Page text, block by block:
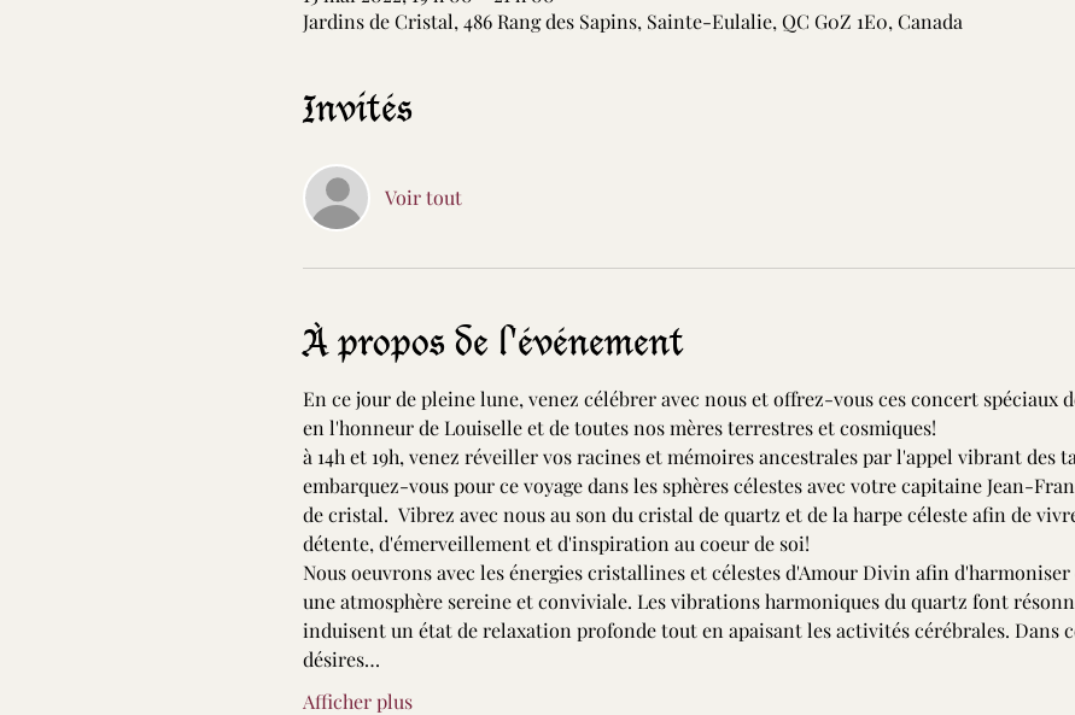
Jardins de Cristal, 486 Rang des Sapins, Sainte-Eulalie, QC G0Z 1E0, Canada
Invités
Voir tout
À propos de l'événement
En ce jour de pleine lune, venez célébrer avec nous et offrez-vous ces concert spéciaux
en l'honneur de Louiselle et de toutes nos mères terrestres et cosmiques!
à 14h et 19h, venez réveiller vos racines et mémoires ancestrales par l'appel vibrant des
embarquez-vous pour ce voyage dans les sphères célestes avec votre capitaine Jean-
de cristal.  Vibrez avec nous au son du cristal de quartz et de la harpe céleste afin de
détente, d'émerveillement et d'inspiration au coeur de soi!
Nous oeuvrons avec les énergies cristallines et célestes d'Amour Divin afin
une atmosphère sereine et conviviale. Les vibrations harmoniques du quartz font
induisent un état de relaxation profonde tout en apaisant les activités cérébrales. Dans
désires…
Afficher plus